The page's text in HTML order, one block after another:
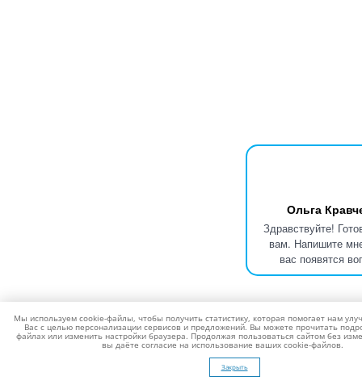
Ольга
Здравствуйте!
вам. Напишите
вас появятся
Мы используем cookie-файлы, чтобы получить статистику, которая помогает нам
Вас с целью персонализации сервисов и предложений. Вы можете прочитать
файлах или изменить настройки браузера. Продолжая пользоваться сайтом без
вы даёте согласие на использование ваших cookie-файлов.